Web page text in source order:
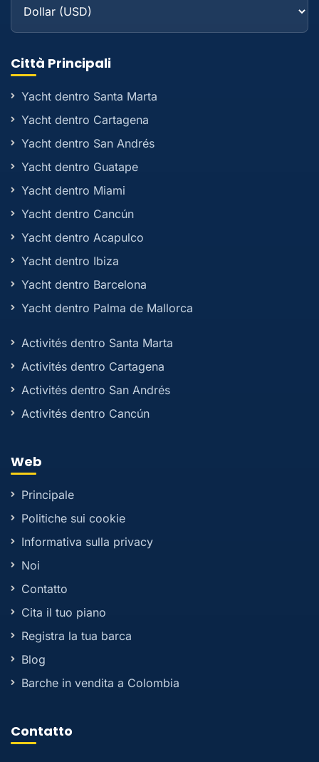
Città Principali
Yacht dentro Santa Marta
Yacht dentro Cartagena
Yacht dentro San Andrés
Yacht dentro Guatape
Yacht dentro Miami
Yacht dentro Cancún
Yacht dentro Acapulco
Yacht dentro Ibiza
Yacht dentro Barcelona
Yacht dentro Palma de Mallorca
Activités dentro Santa Marta
Activités dentro Cartagena
Activités dentro San Andrés
Activités dentro Cancún
Web
Principale
Politiche sui cookie
Informativa sulla privacy
Noi
Contatto
Cita il tuo piano
Registra la tua barca
Blog
Barche in vendita a Colombia
Contatto